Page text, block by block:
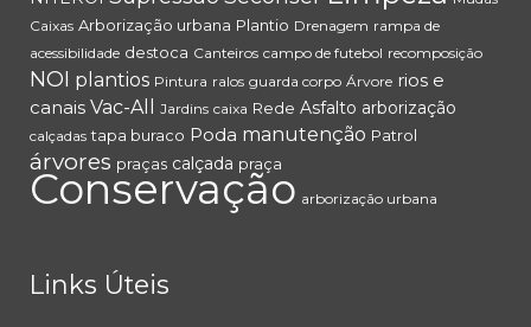
Caixas Arborização urbana Plantio Drenagem rampa de
acessibilidade destoca Canteiros campo de futebol recomposição
NOI plantios Pintura ralos guarda corpo Árvore rios e
canais Vac-All Jardins caixa Rede Asfalto arborização
calçadas tapa buraco Poda manutenção Patrol
árvores praças calçada praça
Conservação arborização urbana
Links Úteis